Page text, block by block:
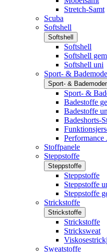
Stretch-Samt
Scuba
Softshell
Softshell
Softshell
Softshell
Softshell uni
Sport- &
Sport- &
Sport- &
Badestoffe
Badestoffe
Badeshorts-
Performance
Stoffpanele
Steppstoffe
Steppstoffe
Steppstoffe
Steppstoffe
Steppstoffe
Strickstoffe
Strickstoffe
Strickstoffe
Stricksweat
Sweatstoffe